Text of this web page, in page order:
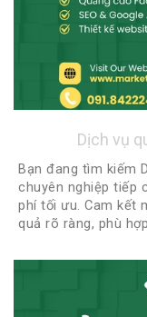
Dịch vụ
Bạn đang tìm kiếm
chuyên nghiệp tiếp
phí tối ưu. Cam kết
quả rõ ràng, phù
nhận chiến lược